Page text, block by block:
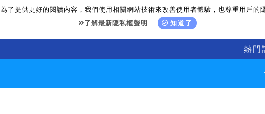
為了提供更好的閱讀內容，我們使用相關網站技術來改善使用者體驗，也尊重用戶的
了解最新隱私權聲明
知道了
熱門